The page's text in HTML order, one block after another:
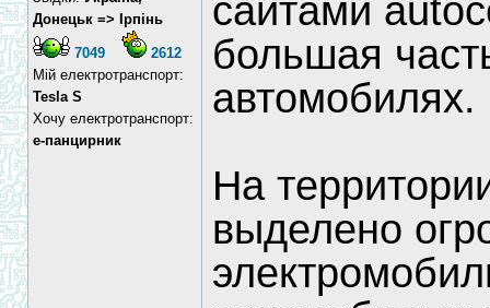
Донецьк => Ірпінь
7049
2612
Мій електротранспорт:
Tesla S
Хочу електротранспорт:
е-панцирник
сайтами
большая
автомобилях.
На
выделено